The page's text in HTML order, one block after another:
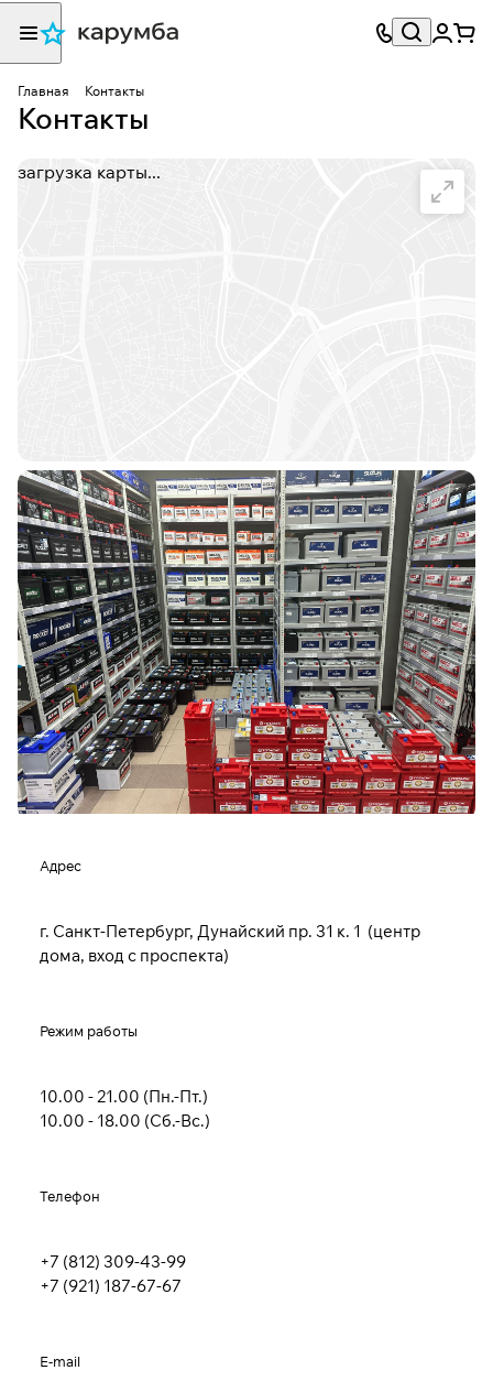
Главная Контакты
Контакты
загрузка карты...
Адрес
г. Санкт-Петербург, Дунайский пр. 31 к. 1 (центр
дома, вход с проспекта)
Режим работы
10.00 - 21.00 (Пн.-Пт.)
10.00 - 18.00 (Сб.-Вс.)
Телефон
+7 (812) 309-43-99
+7 (921) 187-67-67
E-mail